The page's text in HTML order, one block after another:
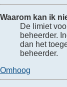
Waarom kan ik
De limiet
beheerder.
dan het
beheerder.
Omhoog